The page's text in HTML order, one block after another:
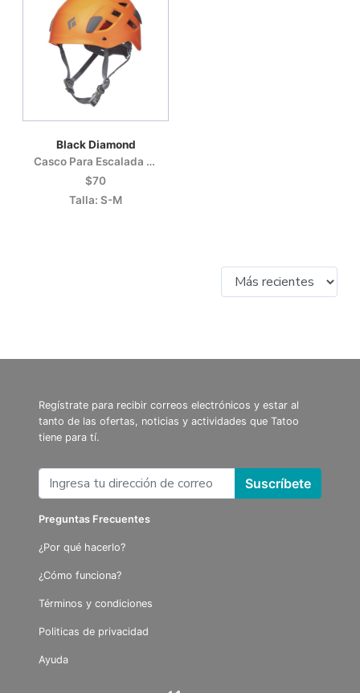
Black Diamond
Casco Para Escalada O Motañismo
$70
Talla: S-M
Regístrate para recibir correos electrónicos y estar al
tanto de las ofertas, noticias y actividades que Tatoo
tiene para tí.
Suscríbete
Preguntas Frecuentes
¿Por qué hacerlo?
¿Cómo funciona?
Términos y condiciones
Politicas de privacidad
Ayuda